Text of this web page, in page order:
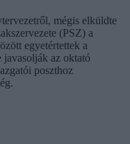
mégis elküldte
(PSZ) a
egyetértettek a
javasolják az oktató
poszthoz